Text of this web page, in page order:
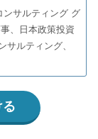
ンサルティング グ
、日本政策投資
ルティング、